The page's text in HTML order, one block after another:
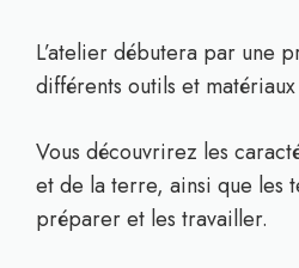
L’atelier débutera par une
différents outils et
Vous découvrirez les
et de la terre, ainsi que les
préparer et les travailler.